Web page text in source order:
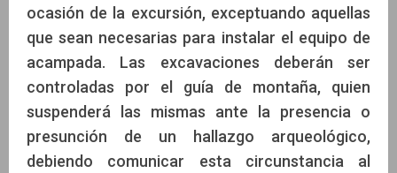
ocasión de la excursión, exceptuando aquellas
que sean necesarias para instalar el equipo de
acampada. Las excavaciones deberán ser
controladas por el guía de montaña, quien
suspenderá las mismas ante la presencia o
presunción de un hallazgo arqueológico,
debiendo comunicar esta circunstancia al